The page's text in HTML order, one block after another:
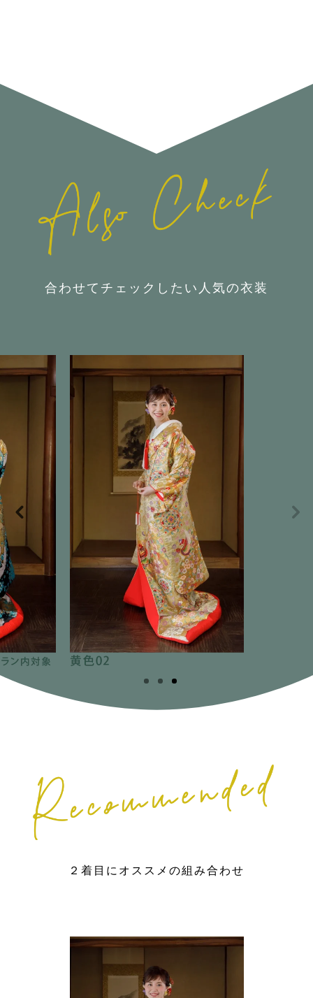
合わせてチェックしたい人気の衣装
２着目にオススメの組み合わせ